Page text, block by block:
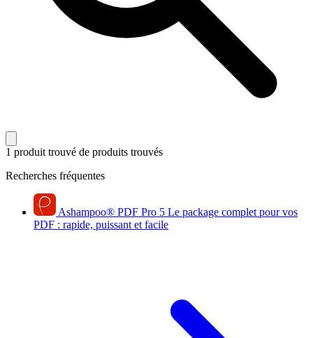
1 produit trouvé de produits trouvés
Recherches fréquentes
Ashampoo® PDF Pro 5 Le package complet pour vos
PDF : rapide, puissant et facile